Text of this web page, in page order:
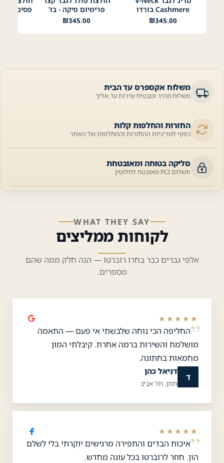
בורדו
Cashmere בורדו
₪345.00
צהובתכלתוורוד אדום אקווהבז׳
Coralירוק כהה
פרימיום פיקה - בז'
₪345.00
פסים
משלוח אקספרס עד הבית
משלוח מהיר ומבטיח שירות עד אליך
החזרות והחלפות קלות
כפוף למדיניות ההחזרות וההחלפות של האתר
סליקה בטוחה ומאובטחת
תשלום PCI מאובטח לחלוטין
WHAT THEY SAY
לקוחות ממליצים
אלפי גברים כבר בחרו רוברטו — הנה חלק ממה שהם
מספרים.
★★★★★
החליפה הכי נוחה שלבשתי אי פעם — התאמה
מושלמת והשירות ברמה אחרת. קיבלתי המון
מחמאות בחתונה.
ד
דניאל כהן
חתן, תל אביב
★★★★★
איכות הבדים והתפירה מרגישים יוקרתי בלי לשלם
הון. חוזר לרוברטו בכל עונה מחדש.